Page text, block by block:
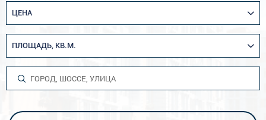
ЦЕНА
ПЛОЩАДЬ, КВ.М.